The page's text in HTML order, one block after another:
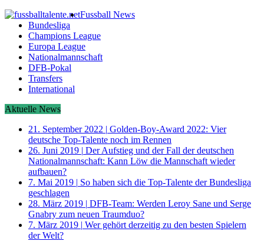
Fussball News
Bundesliga
Champions League
Europa League
Nationalmannschaft
DFB-Pokal
Transfers
International
Aktuelle News
21. September 2022 | Golden-Boy-Award 2022: Vier
deutsche Top-Talente noch im Rennen
26. Juni 2019 | Der Aufstieg und der Fall der deutschen
Nationalmannschaft: Kann Löw die Mannschaft wieder
aufbauen?
7. Mai 2019 | So haben sich die Top-Talente der Bundesliga
geschlagen
28. März 2019 | DFB-Team: Werden Leroy Sane und Serge
Gnabry zum neuen Traumduo?
7. März 2019 | Wer gehört derzeitig zu den besten Spielern
der Welt?